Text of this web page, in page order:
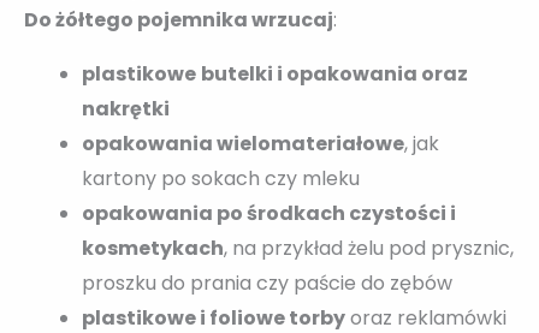
Do żółtego pojemnika wrzucaj:
plastikowe butelki i opakowania oraz
nakrętki
opakowania wielomateriałowe, jak
kartony po sokach czy mleku
opakowania po środkach czystości i
kosmetykach, na przykład żelu pod prysznic,
proszku do prania czy paście do zębów
plastikowe i foliowe torbyoraz reklamówki